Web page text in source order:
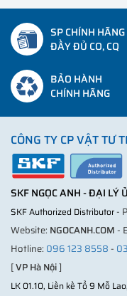
SP CHÍNH HÃNG
ĐẦY ĐỦ CO, CQ
BẢO HÀNH
CHÍNH HÃNG
CÔNG TY CP VẬT TƯ
SKF NGỌC ANH - ĐẠI LÝ
SKF Authorized Distributor-
Website: NGOCANH.COM-
Hotline: 096 123 8558-
[VP Hà Nội]
LK 01.10, Liền kề Tổ 9 Mỗ